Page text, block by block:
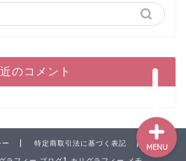
のコメント
特定商取引法に基づく表記 MENU
インク